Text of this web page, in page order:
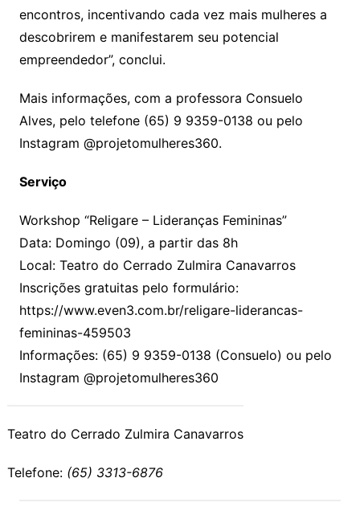
encontros, incentivando cada vez mais mulheres a
descobrirem e manifestarem seu potencial
empreendedor”, conclui.
Mais informações, com a professora Consuelo
Alves, pelo telefone (65) 9 9359-0138 ou pelo
Instagram @projetomulheres360.
Serviço
Workshop “Religare – Lideranças Femininas”
Data: Domingo (09), a partir das 8h
Local: Teatro do Cerrado Zulmira Canavarros
Inscrições gratuitas pelo formulário:
https://www.even3.com.br/religare-liderancas-
femininas-459503
Informações: (65) 9 9359-0138 (Consuelo) ou pelo
Instagram @projetomulheres360
Teatro do Cerrado Zulmira Canavarros
Telefone: (65) 3313-6876